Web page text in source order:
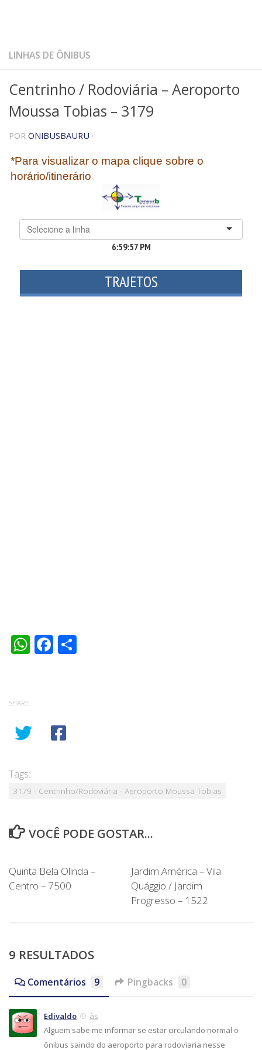
LINHAS DE ÔNIBUS
Centrinho / Rodoviária – Aeroporto
Moussa Tobias – 3179
POR ONIBUSBAURU ·
WhatsApp
Facebook
SHARE
Tags:
3179 - Centrinho/Rodoviária - Aeroporto Moussa Tobias
VOCÊ PODE GOSTAR...
Quinta Bela Olinda –
Centro – 7500
Jardim América – Vila
Quággio / Jardim
Progresso – 1522
9 RESULTADOS
Comentários 9 Pingbacks 0
Edivaldo
às
Alguem sabe me informar se estar circulando normal o
ônibus saindo do aeroporto para rodoviaria nesse